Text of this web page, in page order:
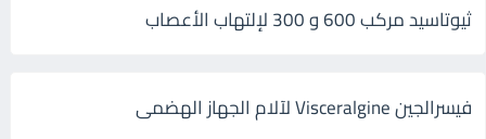
ثيوتاسيد مركب 600 و 300 لإلتهاب الأعصاب
فيسرالجين Visceralgine لآلام الجهاز الهضمى